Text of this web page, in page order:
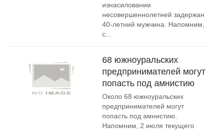
изнасиловании
несовершеннолетней задержан
40-летний мужчина. Напомним,
с...
68 южноуральских
предпринимателей могут
попасть под амнистию
Около 68 южноуральских
предпринимателей могут
попасть под амнистию.
Напомним, 2 июля текущего